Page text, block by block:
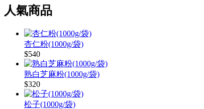
人氣商品
杏仁粉(1000g/袋)
$540
熟白芝麻粉(1000g/袋)
$320
松子(1000g/袋)